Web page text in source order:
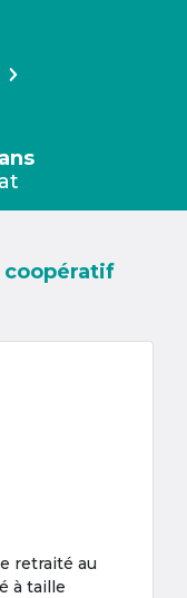
Suivant
retraité au
à taille